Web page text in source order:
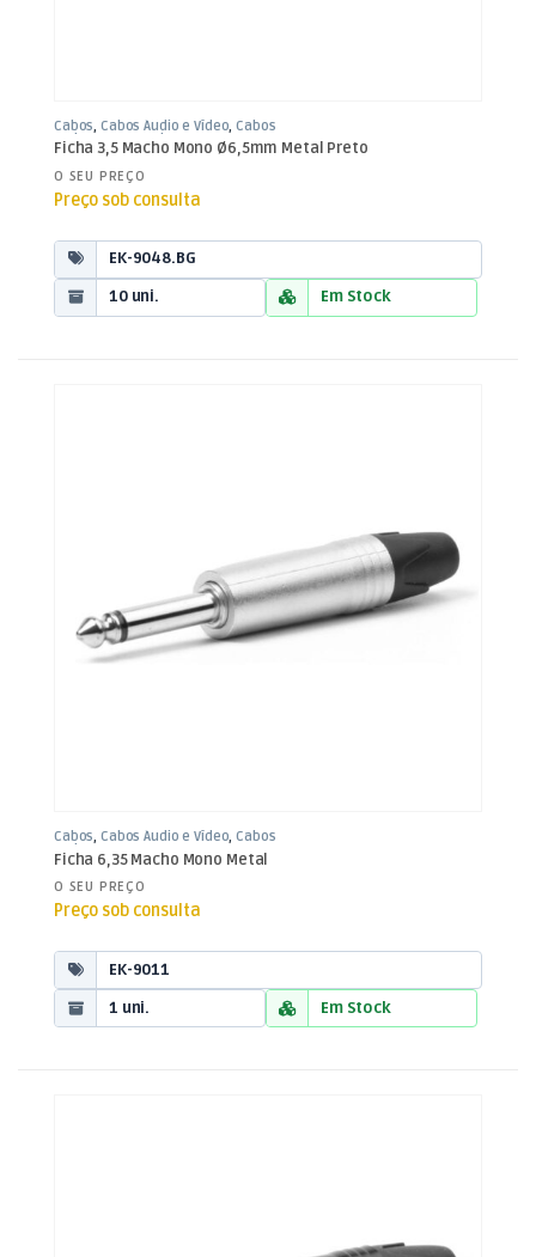
Cabos,Cabos Áudio e Vídeo,Cabos
Jack 3,5mm / Jack 6,35mm
Ficha 3,5 Macho Mono Ø6,5mm Metal Preto
O SEU PREÇO
Preço sob consulta
EK-9048.BG
10 uni.
Em Stock
Cabos,Cabos Áudio e Vídeo,Cabos
Jack 3,5mm
Ficha 6,35 Macho Mono Metal
O SEU PREÇO
Preço sob consulta
EK-9011
1 uni.
Em Stock